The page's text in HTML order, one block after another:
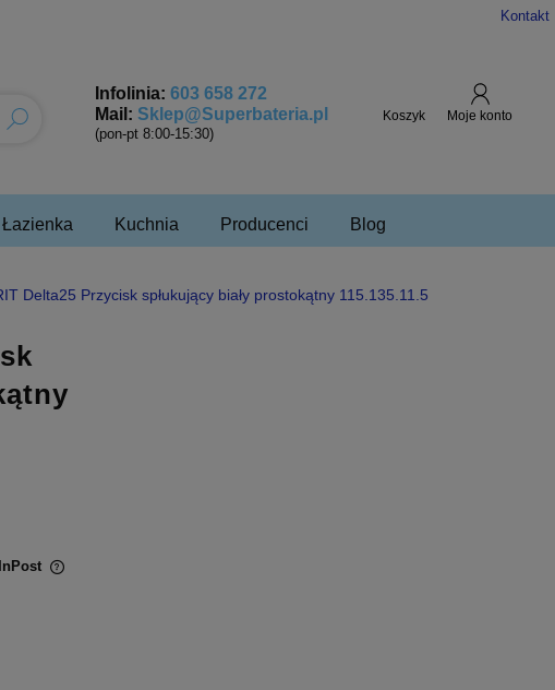
Kontakt
Infolinia: 603 658 272
Mail: Sklep@Superbateria.pl
(pon-pt 8:00-15:30)
Łazienka Kuchnia Producenci Blog
Delta25 Przycisk spłukujący biały prostokątny 115.135.11.5